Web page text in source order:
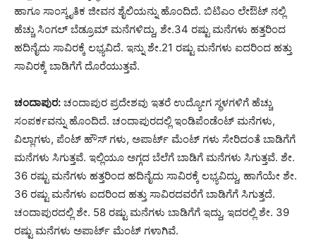
ಹಾಗೂ ಸಾಂಸ್ಕೃತಿಕ ಜೀವನ ಶೈಲಿಯನ್ನು ಹೊಂದಿದೆ. ಬಿಟಿಎಂ ಲೇಔಟ್ ನಲ್ಲಿ
ಹೆಚ್ಚು ಸಿಂಗಲ್ ಬೆಡ್ರೂಮ್ ಮನೆಗಳಿದ್ದು, ಶೇ.34 ರಷ್ಟು ಮನೆಗಳು ಹತ್ತರಿಂದ
ಹದಿನೈದು ಸಾವಿರಕ್ಕೆ ಲಭ್ಯವಿದೆ. ಇನ್ನು ಶೇ.21 ರಷ್ಟು ಮನೆಗಳು ಐದರಿಂದ ಹತ್ತು
ಸಾವಿರಕ್ಕೆ ಬಾಡಿಗೆಗೆ ದೊರೆಯುತ್ತವೆ.
ಚಂದಾಪುರ: ಚಂದಾಪುರ ಪ್ರದೇಶವು ಇತರೆ ಉದ್ಯೋಗ ಸ್ಥಳಗಳಿಗೆ ಹೆಚ್ಚು
ಸಂಪರ್ಕವನ್ನು ಹೊಂದಿದೆ. ಚಂದಾಪುರದಲ್ಲಿ ಇಂಡಿಪೆಂಡೆಂಟ್ ಮನೆಗಳು,
ವಿಲ್ಲಾಗಳು, ಪೆಂಟ್ ಹೌಸ್ ಗಳು, ಅಪಾರ್ಟ್ ಮೆಂಟ್ ಗಳು ಸೇರಿದಂತೆ ಬಾಡಿಗೆಗೆ
ಮನೆಗಳು ಸಿಗುತ್ತವೆ. ಇಲ್ಲಿಯೂ ಅಗ್ಗದ ಬೆಲೆಗೆ ಬಾಡಿಗೆ ಮನೆಗಳು ಸಿಗುತ್ತವೆ. ಶೇ.
36 ರಷ್ಟು ಮನೆಗಳು ಹತ್ತರಿಂದ ಹದಿನೈದು ಸಾವಿರಕ್ಕೆ ಲಭ್ಯವಿದ್ದು, ಹಾಗೆಯೇ ಶೇ.
36 ರಷ್ಟು ಮನೆಗಳು ಐದರಿಂದ ಹತ್ತು ಸಾವಿರದವರೆಗೆ ಬಾಡಿಗೆಗೆ ಸಿಗುತ್ತದೆ.
ಚಂದಾಪುರದಲ್ಲಿ ಶೇ. 58 ರಷ್ಟು ಮನೆಗಳು ಬಾಡಿಗೆಗೆ ಇದ್ದು, ಇದರಲ್ಲಿ ಶೇ. 39
ರಷ್ಟು ಮನೆಗಳು ಅಪಾರ್ಟ್ ಮೆಂಟ್ ಗಳಾಗಿವೆ.